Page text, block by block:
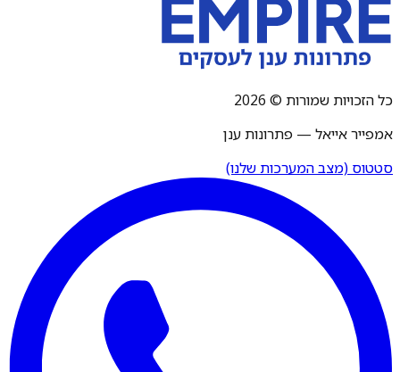
כל הזכויות שמורות © 2026
אמפייר אייאל — פתרונות ענן
סטטוס (מצב המערכות שלנו)